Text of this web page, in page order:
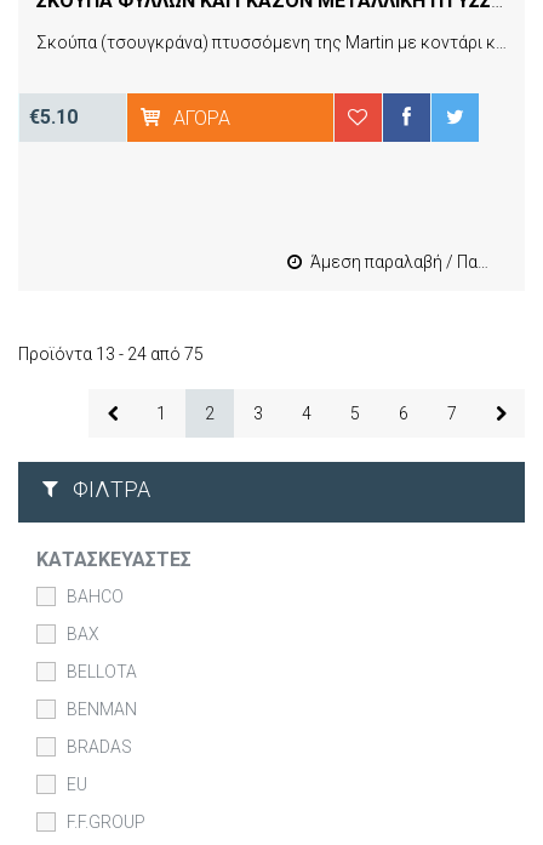
€5.10 ΑΓΟΡΆ
Άμεση παραλαβή / Παράδοση 1-3 εργασιμες
Προϊόντα 13 - 24 από 75
1 2 3 4 5 6 7
ΦΊΛΤΡΑ
ΚΑΤΑΣΚΕΥΑΣΤΈΣ
BAHCO
BAX
BELLOTA
BENMAN
BRADAS
EU
F.F.GROUP